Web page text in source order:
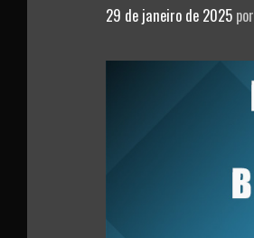
29 de janeiro de 2025 por